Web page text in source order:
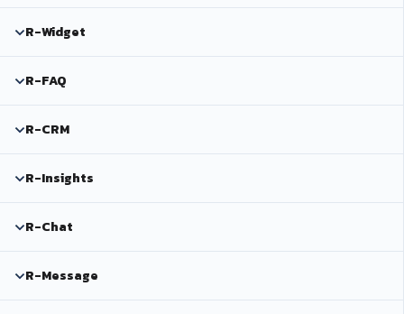
R-Widget
R-FAQ
R-CRM
R-Insights
R-Chat
R-Message